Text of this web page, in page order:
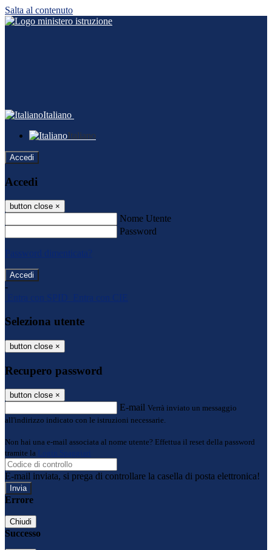
Salta al contenuto
Italiano
Italiano
Accedi
Accedi
button close ×
Nome Utente
Password
Password dimenticata?
-
Entra con SPID
Entra con CIE
Seleziona utente
button close ×
Recupero password
button close ×
E-mail Verrà inviato un messaggio
all'indirizzo indicato con le istruzioni necessarie.
Non hai una e-mail associata al nome utente? Effettua il reset della password
tramite la
Login Spaggiari
E-mail inviata, si prega di controllare la casella di posta elettronica!
Errore
Chiudi
Successo